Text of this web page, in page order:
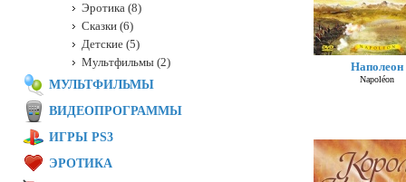
Наполеон
Napoléon
Эротика (8)
Сказки (6)
Детские (5)
Мультфильмы (2)
МУЛЬТФИЛЬМЫ
ВИДЕОПРОГРАММЫ
ИГРЫ PS3
ЭРОТИКА